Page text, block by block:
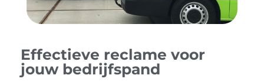
Effectieve reclame voor
jouw bedrijfspand